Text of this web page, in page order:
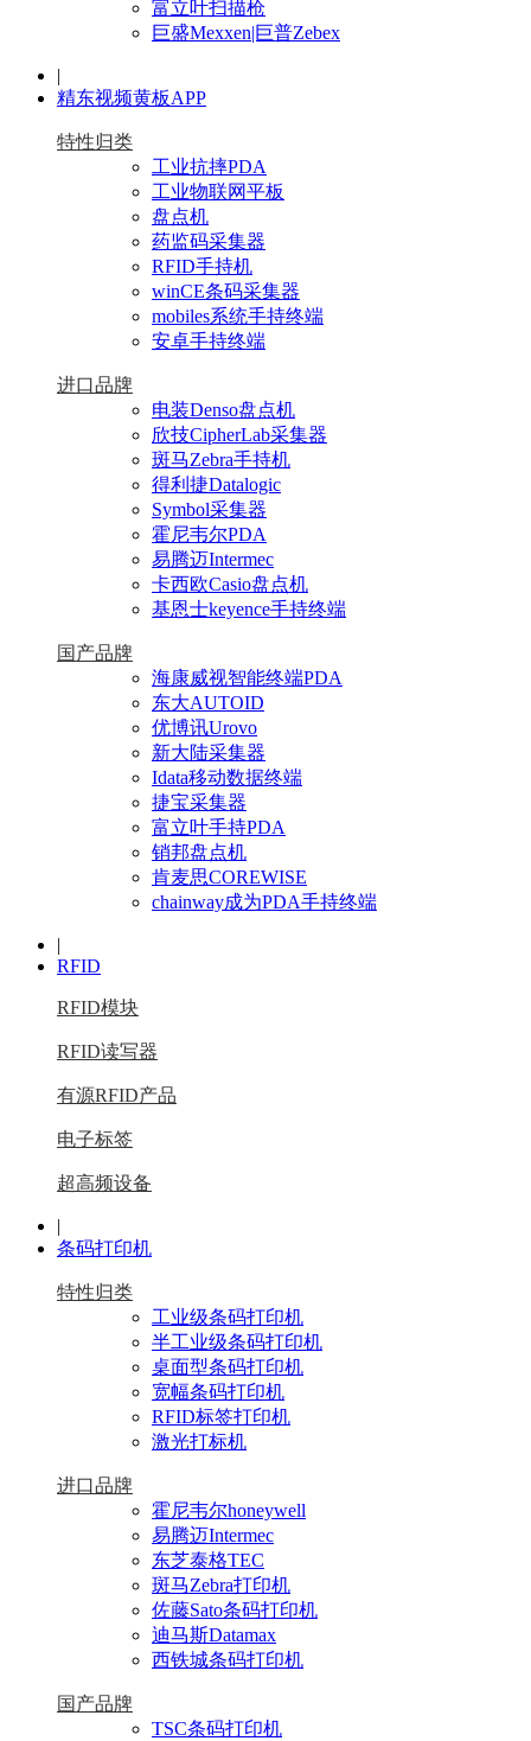
富立叶扫描枪
巨盛Mexxen|巨普Zebex
|
精东视频黄板APP
特性归类
工业抗摔PDA
工业物联网平板
盘点机
药监码采集器
RFID手持机
winCE条码采集器
mobiles系统手持终端
安卓手持终端
进口品牌
电装Denso盘点机
欣技CipherLab采集器
斑马Zebra手持机
得利捷Datalogic
Symbol采集器
霍尼韦尔PDA
易腾迈Intermec
卡西欧Casio盘点机
基恩士keyence手持终端
国产品牌
海康威视智能终端PDA
东大AUTOID
优博讯Urovo
新大陆采集器
Idata移动数据终端
捷宝采集器
富立叶手持PDA
销邦盘点机
肯麦思COREWISE
chainway成为PDA手持终端
|
RFID
RFID模块
RFID读写器
有源RFID产品
电子标签
超高频设备
|
条码打印机
特性归类
工业级条码打印机
半工业级条码打印机
桌面型条码打印机
宽幅条码打印机
RFID标签打印机
激光打标机
进口品牌
霍尼韦尔honeywell
易腾迈Intermec
东芝泰格TEC
斑马Zebra打印机
佐藤Sato条码打印机
迪马斯Datamax
西铁城条码打印机
国产品牌
TSC条码打印机